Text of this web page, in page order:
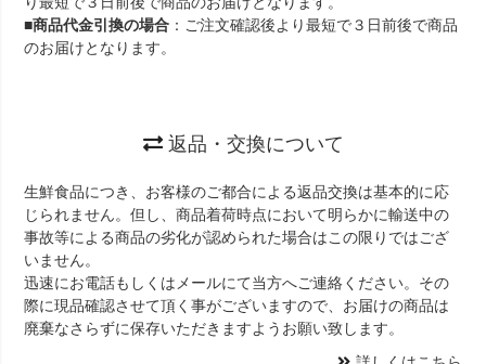
■商品代金引換の場合 ：ご注文確認後より最短で３日前後で商品
のお届けとなります。
返品・交換について
生鮮食品につき、お客様のご都合による返品交換は基本的に応
じられません。但し、商品着荷時点において明らかに輸送中の
事故等による商品の劣化が認められた場合はこの限りではござ
いません。
迅速にお電話もしくはメールにて当方へご連絡ください。その
際に現品確認させて頂く事がございますので、お届けの商品は
廃棄なさらずに保存いただきますようお願い致します。